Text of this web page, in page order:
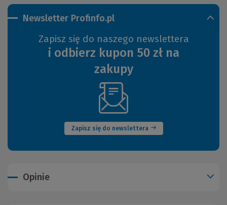
Newsletter Profinfo.pl
Zapisz się do naszego newslettera
i odbierz kupon 50 zł na
zakupy
Zapisz się do newslettera
(Nowe
okno)
Opinie